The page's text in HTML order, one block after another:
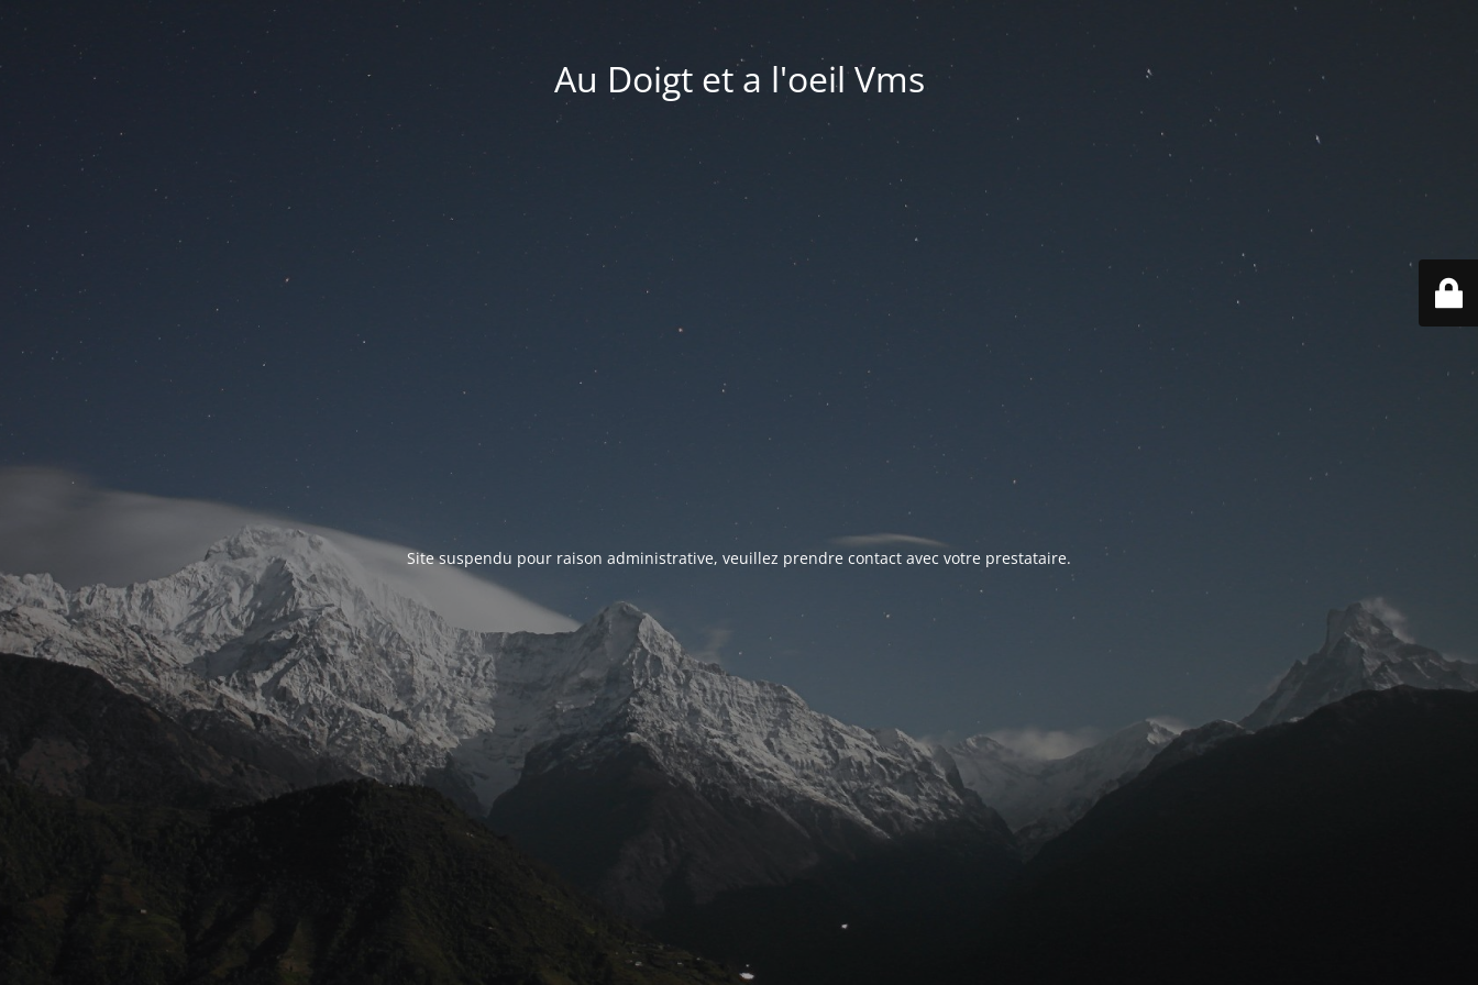
Au Doigt et a l'oeil Vms
Site suspendu pour raison administrative, veuillez prendre contact avec votre prestataire.